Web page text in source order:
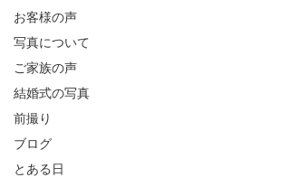
お客様の声
写真について
ご家族の声
結婚式の写真
前撮り
ブログ
とある日